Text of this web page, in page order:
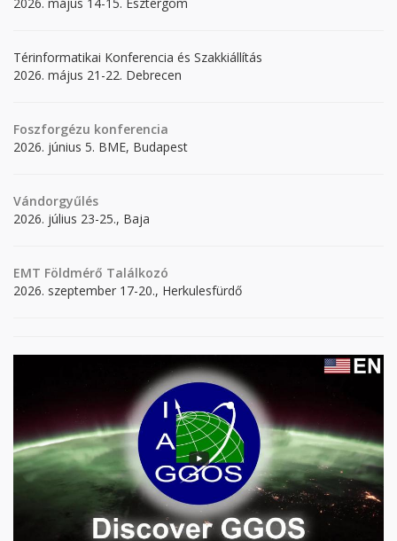
Térinformatikai Konferencia és Szakkiállítás
2026. május 21-22. Debrecen
Foszforgézu konferencia
2026. június 5. BME, Budapest
Vándorgyűlés
2026. július 23-25., Baja
EMT Földmérő Találkozó
2026. szeptember 17-20., Herkulesfürdő